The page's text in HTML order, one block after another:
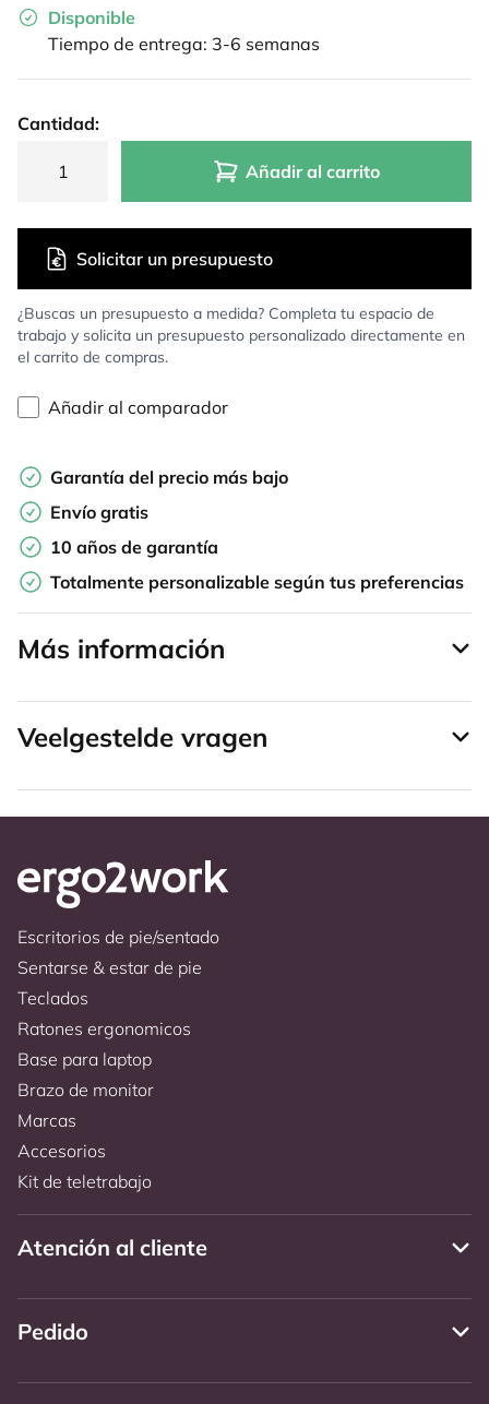
Disponible
Tiempo de entrega: 3-6 semanas
Cantidad:
Añadir al carrito
¿Buscas un presupuesto a medida? Completa tu espacio de
trabajo y solicita un presupuesto personalizado directamente en
el carrito de compras.
Solicitar un presupuesto
Añadir al comparador
Garantía del precio más bajo
Envío gratis
10 años de garantía
Totalmente personalizable según tus preferencias
Más información
Veelgestelde vragen
Escritorios de pie/sentado
Sentarse & estar de pie
Teclados
Ratones ergonomicos
Base para laptop
Brazo de monitor
Marcas
Accesorios
Kit de teletrabajo
Atención al cliente
Pedido